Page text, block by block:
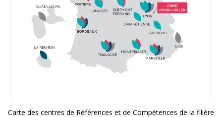
Carte des centres de Références et de Compétences de la filière